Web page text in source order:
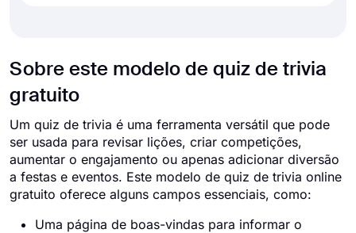
Sobre este modelo de quiz de trivia
gratuito
Um quiz de trivia é uma ferramenta versátil que pode
ser usada para revisar lições, criar competições,
aumentar o engajamento ou apenas adicionar diversão
a festas e eventos. Este modelo de quiz de trivia online
gratuito oferece alguns campos essenciais, como:
Uma página de boas-vindas para informar o